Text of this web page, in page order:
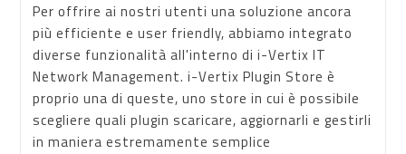
Per offrire ai nostri utenti una soluzione ancora
più efficiente e user friendly, abbiamo integrato
diverse funzionalità all'interno di i-Vertix IT
Network Management. i-Vertix Plugin Store è
proprio una di queste, uno store in cui è possibile
scegliere quali plugin scaricare, aggiornarli e gestirli
in maniera estremamente semplice